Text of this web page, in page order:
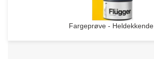
Fargeprøve - Heldekkende